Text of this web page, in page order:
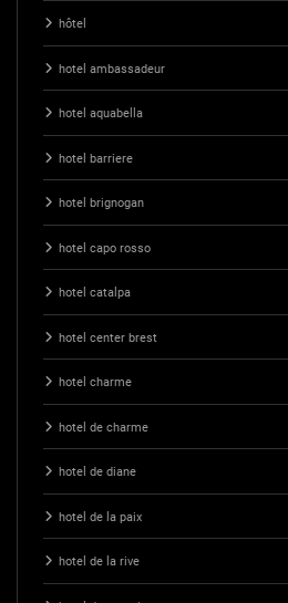
hôtel
hotel ambassadeur
hotel aquabella
hotel barriere
hotel brignogan
hotel capo rosso
hotel catalpa
hotel center brest
hotel charme
hotel de charme
hotel de diane
hotel de la paix
hotel de la rive